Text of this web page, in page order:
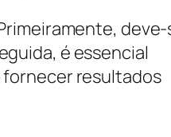
é essencial
fornecer resultados